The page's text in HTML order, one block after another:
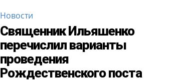
Новости
Священник Ильяшенко
перечислил варианты
проведения
Рождественского поста